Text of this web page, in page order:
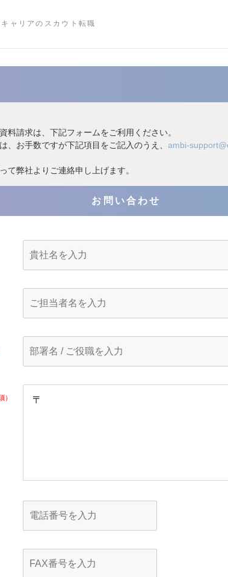
ャリアのスカウト転職
料請求は、下記フォームをご利用ください。
、お手数ですが下記項目をご記入のうえ、 ambi-
て弊社よりご連絡申し上げます。
お問い合わせ